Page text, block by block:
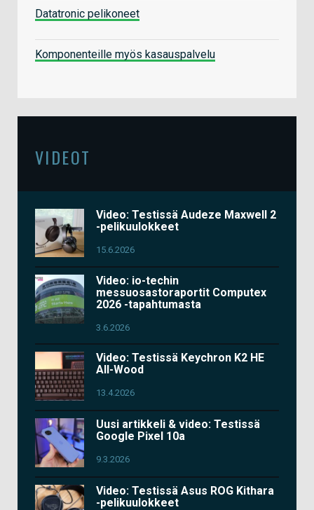
Datatronic pelikoneet
Komponenteille myös kasauspalvelu
VIDEOT
Video: Testissä Audeze Maxwell 2
-pelikuulokkeet
15.6.2026
Video: io-techin
messuosastoraportit Computex
2026 -tapahtumasta
3.6.2026
Video: Testissä Keychron K2 HE
All-Wood
13.4.2026
Uusi artikkeli & video: Testissä
Google Pixel 10a
9.3.2026
Video: Testissä Asus ROG Kithara
-pelikuulokkeet